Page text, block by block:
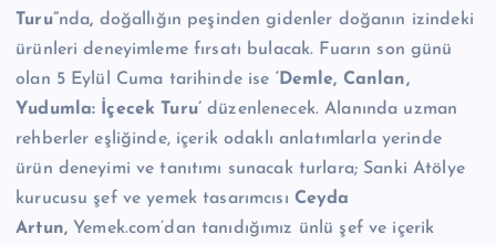
Turu”nda, doğallığın peşinden gidenler doğanın izindeki
ürünleri deneyimleme fırsatı bulacak. Fuarın son günü
olan 5 Eylül Cuma tarihinde ise ‘Demle, Canlan,
Yudumla: İçecek Turu’düzenlenecek. Alanında uzman
rehberler eşliğinde, içerik odaklı anlatımlarla yerinde
ürün deneyimi ve tanıtımı sunacak turlara; Sanki Atölye
kurucusu şef ve yemek tasarımcısı Ceyda
Artun,Yemek.com’dan tanıdığımız ünlü şef ve içerik